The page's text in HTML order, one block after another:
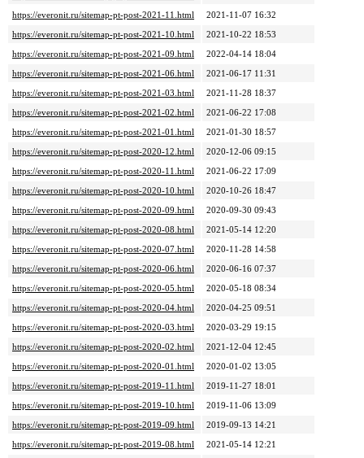
https://everonit.ru/sitemap-pt-post-2021-11.html
2021-11-07 16:32
https://everonit.ru/sitemap-pt-post-2021-10.html
2021-10-22 18:53
https://everonit.ru/sitemap-pt-post-2021-09.html
2022-04-14 18:04
https://everonit.ru/sitemap-pt-post-2021-06.html
2021-06-17 11:31
https://everonit.ru/sitemap-pt-post-2021-03.html
2021-11-28 18:37
https://everonit.ru/sitemap-pt-post-2021-02.html
2021-06-22 17:08
https://everonit.ru/sitemap-pt-post-2021-01.html
2021-01-30 18:57
https://everonit.ru/sitemap-pt-post-2020-12.html
2020-12-06 09:15
https://everonit.ru/sitemap-pt-post-2020-11.html
2021-06-22 17:09
https://everonit.ru/sitemap-pt-post-2020-10.html
2020-10-26 18:47
https://everonit.ru/sitemap-pt-post-2020-09.html
2020-09-30 09:43
https://everonit.ru/sitemap-pt-post-2020-08.html
2021-05-14 12:20
https://everonit.ru/sitemap-pt-post-2020-07.html
2020-11-28 14:58
https://everonit.ru/sitemap-pt-post-2020-06.html
2020-06-16 07:37
https://everonit.ru/sitemap-pt-post-2020-05.html
2020-05-18 08:34
https://everonit.ru/sitemap-pt-post-2020-04.html
2020-04-25 09:51
https://everonit.ru/sitemap-pt-post-2020-03.html
2020-03-29 19:15
https://everonit.ru/sitemap-pt-post-2020-02.html
2021-12-04 12:45
https://everonit.ru/sitemap-pt-post-2020-01.html
2020-01-02 13:05
https://everonit.ru/sitemap-pt-post-2019-11.html
2019-11-27 18:01
https://everonit.ru/sitemap-pt-post-2019-10.html
2019-11-06 13:09
https://everonit.ru/sitemap-pt-post-2019-09.html
2019-09-13 14:21
https://everonit.ru/sitemap-pt-post-2019-08.html
2021-05-14 12:21